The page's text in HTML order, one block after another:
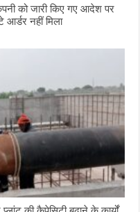
को जारी किए गए आदेश पर
आर्डर नहीं मिला